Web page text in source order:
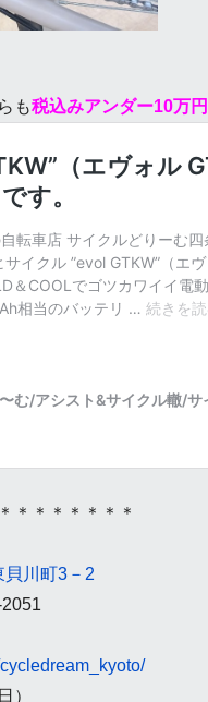
も税込みアンダー10万円
＊＊＊＊＊＊＊
貝川町3－2
）